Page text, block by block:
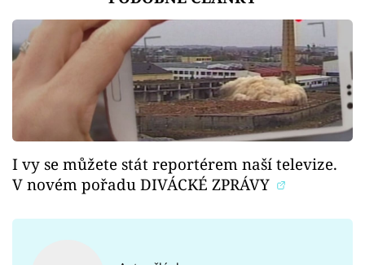
I vy se můžete stát reportérem naší televize.
V novém pořadu DIVÁCKÉ ZPRÁVY